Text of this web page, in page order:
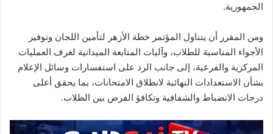
الجمهورية.
ومن المقرر أن يتناول المؤتمر خطة الأزهر لتأمين اللجان وتوفير
الأجواء المناسبة للطلاب، وآليات المتابعة الميدانية لغرف العمليات
المركزية والفرعية، إلى جانب الرد على استفسارات وسائل الإعلام
بشأن الاستعدادات النهائية لانطلاق الامتحانات، بما يحقق أعلى
درجات الانضباط والشفافية وتكافؤ الفرص بين الطلاب.